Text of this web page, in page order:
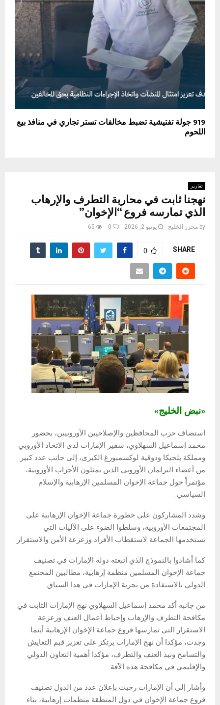
919 جولة تفتيشية تضبط مخالفات تستر تجاري في منافذ بيع
اللحوم
تقارير
نهجنا ثابت في محاربة التطرف والإرهاب
الذي تمارسه فروع “الإخوان”
by محرر الخليج يونيو 2, 2026 0
65
SHARE
0
«نبض الخليج»
استضاف حزب المحافظين والإصلاحيين الأوروبيين، بحضور
محمد إسماعيل السهلاوي، سفير الإمارات لدى الاتحاد الأوروبي
ومملكة بلجيكا ودوقية لوكسمبورغ الكبرى، إلى جانب عدد كبير
من أعضاء البرلمان الأوروبي الذين يمثلون الأحزاب الأوروبية،
مؤتمراً حول جماعة الإخوان المسلمين الإرهابية والإسلام
السياسي.
وشدد المشاركون على خطورة جماعة الإخوان الإرهابية على
المجتمعات الأوروبية، وسلطوا الضوء على الآليات التي
تستخدمها الجماعة لاستقطاب الأفراد وزعزعة الأمن والاستقرار.
كما أشادوا بالنموذج الذي اتبعته دولة الإمارات في تصنيف
جماعة الإخوان المسلمين منظمة إرهابية، مطالبين المجتمع
الدولي بالاستفادة من تجربة الإمارات في هذا السياق.
من جانبه أكد محمد إسماعيل السهلاوي نهج الإمارات الثابت في
مكافحة التطرف والإرهاب وإحباط أعمال العنف وزعزعة
الاستقرار التي تمارسها فروع جماعة الإخوان الإرهابية أينما
وجدت، مؤكدا أن نهج الإمارات يرتكز على تعزيز قيم التعايش
والتسامح ونبذ العنف والتطرف، مؤكدا أهمية التعاون الدولي
والإقليمي في مكافحة هذه الآفة.
وأشار إلى أن الإمارات رحبت بإعلان عدد من الدول تصنيف
فروع جماعة الإخوان في دول المنطقة منظمات إرهابية، بناء